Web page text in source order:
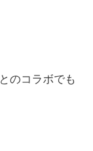
とのコラボでも